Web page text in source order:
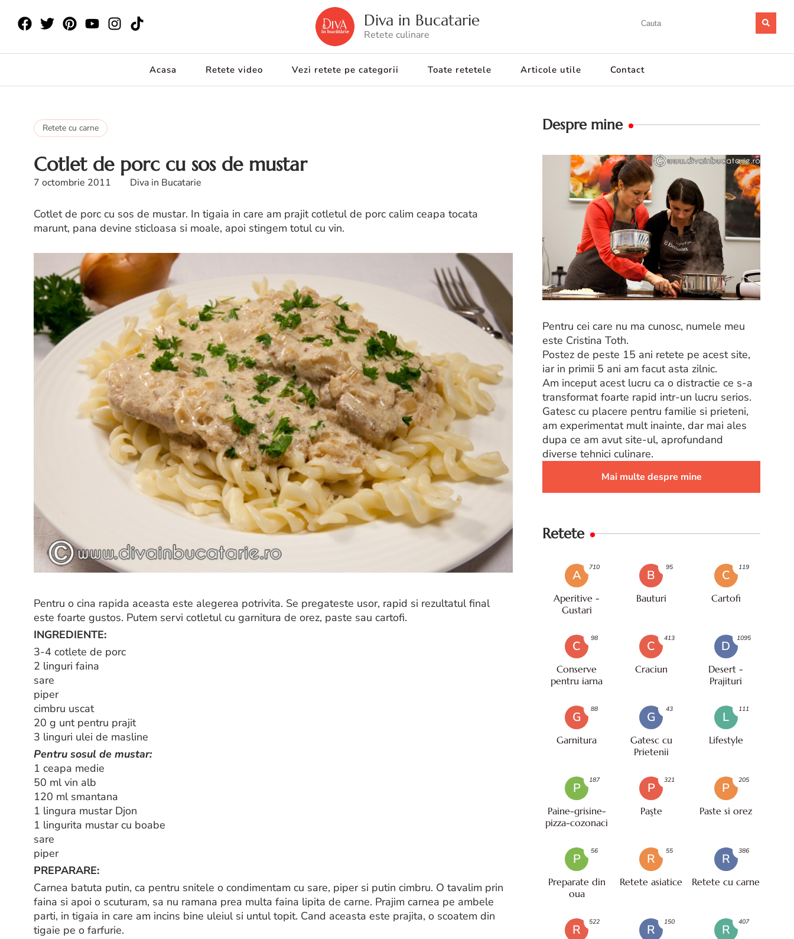
Diva in Bucatarie
Retete culinare
Acasa Retete video Vezi retete pe categorii Toate retetele Articole utile Contact
Retete cu carne
Cotlet de porc cu sos de mustar
7 octombrie 2011 Diva in Bucatarie
Cotlet de porc cu sos de mustar. In tigaia in care am prajit cotletul de porc calim ceapa tocata
marunt, pana devine sticloasa si moale, apoi stingem totul cu vin.
Pentru o cina rapida aceasta este alegerea potrivita. Se pregateste usor, rapid si rezultatul final
este foarte gustos. Putem servi cotletul cu garnitura de orez, paste sau cartofi.
INGREDIENTE:
3-4 cotlete de porc
2 linguri faina
sare
piper
cimbru uscat
20 g unt pentru prajit
3 linguri ulei de masline
Pentru sosul de mustar:
1 ceapa medie
50 ml vin alb
120 ml smantana
1 lingura mustar Djon
1 lingurita mustar cu boabe
sare
piper
PREPARARE:
Carnea batuta putin, ca pentru snitele o condimentam cu sare, piper si putin cimbru. O tavalim prin
faina si apoi o scuturam, sa nu ramana prea multa faina lipita de carne. Prajim carnea pe ambele
parti, in tigaia in care am incins bine uleiul si untul topit. Cand aceasta este prajita, o scoatem din
tigaie pe o farfurie.
Despre mine
Pentru cei care nu ma cunosc, numele meu
este Cristina Toth.
Postez de peste 15 ani retete pe acest site,
iar in primii 5 ani am facut asta zilnic.
Am inceput acest lucru ca o distractie ce s-a
transformat foarte rapid intr-un lucru serios.
Gatesc cu placere pentru familie si prieteni,
am experimentat mult inainte, dar mai ales
dupa ce am avut site-ul, aprofundand
diverse tehnici culinare.
Mai multe despre mine
Retete
A
Aperitive -
Gustari
710
B
Bauturi
95
C
Cartofi
119
C
Conserve
pentru iarna
98
C
Craciun
413
D
Desert -
Prajituri
1095
G
Garnitura
88
G
Gatesc cu
Prietenii
43
L
Lifestyle
111
P
Paine-grisine-
pizza-cozonaci
187
P
Paşte
321
P
Paste si orez
205
P
Preparate din
oua
56
R
Retete asiatice
55
R
Retete cu carne
386
R
522
R
150
R
407